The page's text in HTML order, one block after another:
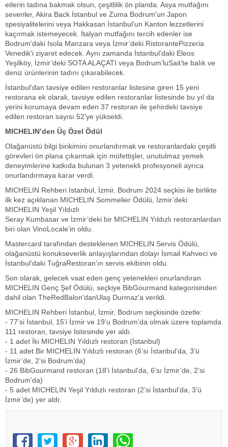
etlerin tadına bakmak olsun, çeşitlilik ön planda. Asya mutfağını
sevenler, Akira Back İstanbul ve Zuma Bodrum'un Japon
spesiyalitelerini veya Hakkasan İstanbul'un Kanton lezzetlerini
kaçırmak istemeyecek. İtalyan mutfağını tercih edenler ise
Bodrum’daki Isola Manzara veya İzmir’deki RistorantePizzeria
Venedik'i ziyaret edecek. Aynı zamanda İstanbul’daki Eleos
Yeşilköy, İzmir’deki SOTA ALAÇATI veya Bodrum’luSait’te balık ve
deniz ürünlerinin tadını çıkarabilecek.
İstanbul’dan tavsiye edilen restoranlar listesine giren 15 yeni
restorana ek olarak, tavsiye edilen restoranlar listesinde bu yıl da
yerini korumaya devam eden 37 restoran ile şehirdeki tavsiye
edilen restoran sayısı 52’ye yükseldi.
MICHELIN’den Üç Özel Ödül
Olağanüstü bilgi birikimini onurlandırmak ve restoranlardaki çeşitli
görevleri ön plana çıkarmak için müfettişler, unutulmaz yemek
deneyimlerine katkıda bulunan 3 yetenekli profesyoneli ayrıca
onurlandırmaya karar verdi.
MICHELIN Rehberi İstanbul, İzmir, Bodrum 2024 seçkisi ile birlikte
ilk kez açıklanan MICHELIN Sommelier Ödülü, İzmir’deki
MICHELIN Yeşil Yıldızlı
Seray Kumbasar ve İzmir’deki bir MICHELIN Yıldızlı restoranlardan
biri olan VinoLocale’in oldu.
Mastercard tarafından desteklenen MICHELIN Servis Ödülü,
olağanüstü konukseverlik anlayışlarından dolayı İsmail Kahveci ve
İstanbul’daki TuğraRestoran’ın servis ekibinin oldu.
Son olarak, gelecek vaat eden genç yetenekleri onurlandıran
MICHELIN Genç Şef Ödülü, seçkiye BibGourmand kategorisinden
dahil olan TheRedBalon'danUlaş Durmaz'a verildi.
MICHELIN Rehberi İstanbul, İzmir, Bodrum seçkisinde özetle:
- 77’si İstanbul, 15’i İzmir ve 19’u Bodrum’da olmak üzere toplamda
111 restoran, tavsiye listesinde yer aldı.
- 1 adet İki MICHELIN Yıldızlı restoran (İstanbul)
- 11 adet Bir MICHELIN Yıldızlı restoran (6’sı İstanbul’da, 3’ü
İzmir’de, 2’si Bodrum’da)
- 26 BibGourmand restoran (18’i İstanbul’da, 6’sı İzmir’de, 2’si
Bodrum’da)
- 5 adet MICHELIN Yeşil Yıldızlı restoran (2’si İstanbul’da, 3’ü
İzmir’de) yer aldı.